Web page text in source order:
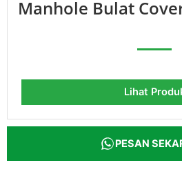
Manhole Bulat
Lihat
PESAN